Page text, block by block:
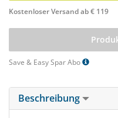
Kostenloser Versand ab € 119
Save & Easy Spar Abo
Beschreibung